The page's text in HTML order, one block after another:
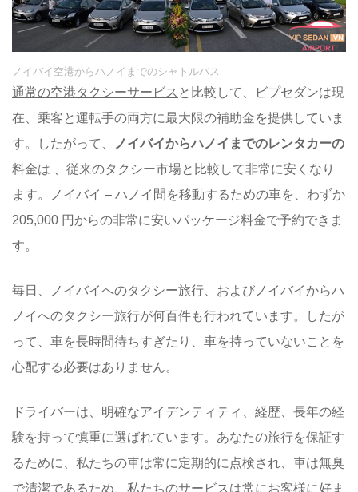
ノイバイ空港からハノイまでのシャトルバス
通常の空港タクシーサービス と比較して、ビプセダンは現
在、乗客と運転手の両方に最大限の補助金を提供していま
す。したがって、
ノイバイからハノイまでのレンタカーの
料金は 、従来のタクシー市場と比較して非常に安くなり
ます。ノイバイ – ハノイ間を移動するための車を、わずか
205,000 円からの非常に安いパッケージ料金で予約できま
す。
毎日、ノイバイへのタクシー旅行、およびノイバイからハ
ノイへのタクシー旅行が何百件も行われています。したが
って、車を長時間待ちすぎたり、車を持っていないことを
心配する必要はありません。
ドライバーは、明確なアイデンティティ、経歴、長年の経
験を持って慎重に選ばれています。あなたの旅行を保証す
るために、私たちの車は常に定期的に点検され、車は無臭
で清潔であるため、私たちのサービスは常にお客様に好ま